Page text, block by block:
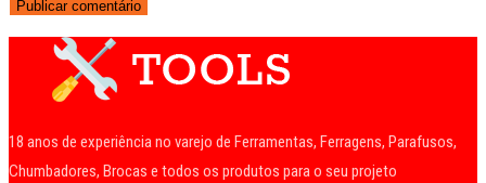
18 anos de experiência no varejo de Ferramentas, Ferragens, Parafusos,
Chumbadores, Brocas e todos os produtos para o seu projeto